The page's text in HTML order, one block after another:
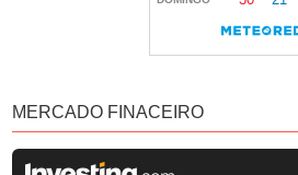
MERCADO FINACEIRO